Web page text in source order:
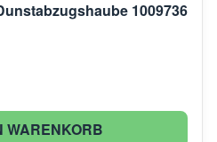
1009736
WARENKORB